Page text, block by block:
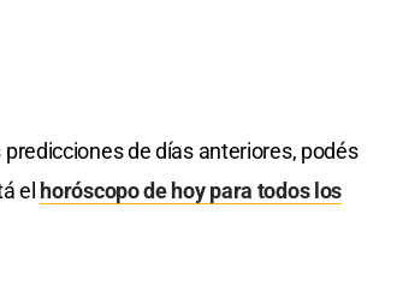
de días anteriores, podés
el horóscopo de hoy para todos los